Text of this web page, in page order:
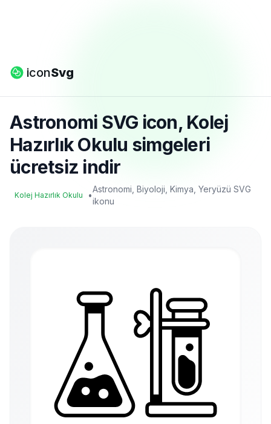
iconSvg
Astronomi SVG icon, Kolej
Hazırlık Okulu simgeleri
ücretsiz indir
Kolej Hazırlık Okulu •
Astronomi, Biyoloji, Kimya, Yeryüzü SVG
ikonu